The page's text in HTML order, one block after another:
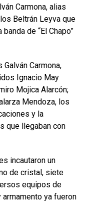
Carmona, alias
Beltrán Leyva que
de “El Chapo”
Carmona,
Ignacio May
Mojica Alarcón;
Mendoza, los
y la
que llegaban con
incautaron un
de cristal, siete
equipos de
ya fueron